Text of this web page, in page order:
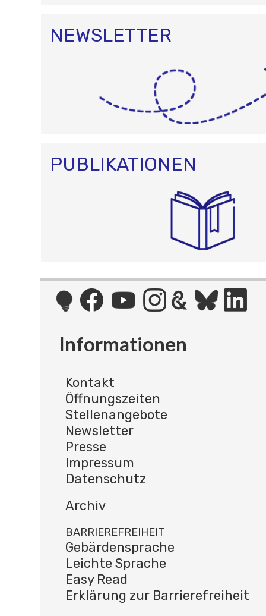
NEWSLETTER
PUBLIKATIONEN
Informationen
Kontakt
Öffnungszeiten
Stellenangebote
Newsletter
Presse
Impressum
Datenschutz
Archiv
BARRIEREFREIHEIT
Gebärdensprache
Leichte Sprache
Easy Read
Erklärung zur Barrierefreiheit